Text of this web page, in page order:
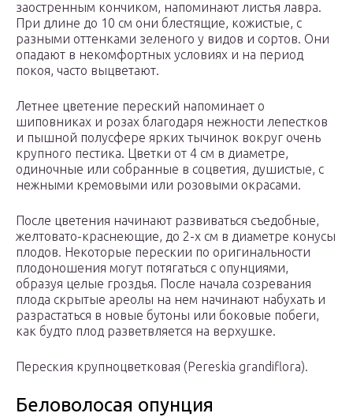
заостренным кончиком, напоминают листья лавра.
При длине до 10 см они блестящие, кожистые, с
разными оттенками зеленого у видов и сортов. Они
опадают в некомфортных условиях и на период
покоя, часто выцветают.
Летнее цветение переский напоминает о
шиповниках и розах благодаря нежности лепестков
и пышной полусфере ярких тычинок вокруг очень
крупного пестика. Цветки от 4 см в диаметре,
одиночные или собранные в соцветия, душистые, с
нежными кремовыми или розовыми окрасами.
После цветения начинают развиваться съедобные,
желтовато-краснеющие, до 2-х см в диаметре конусы
плодов. Некоторые перескии по оригинальности
плодоношения могут потягаться с опунциями,
образуя целые гроздья. После начала созревания
плода скрытые ареолы на нем начинают набухать и
разрастаться в новые бутоны или боковые побеги,
как будто плод разветвляется на верхушке.
Переския крупноцветковая (Pereskia grandiflora).
Беловолосая опунция